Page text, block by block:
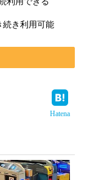
続き利用可能
Hatena